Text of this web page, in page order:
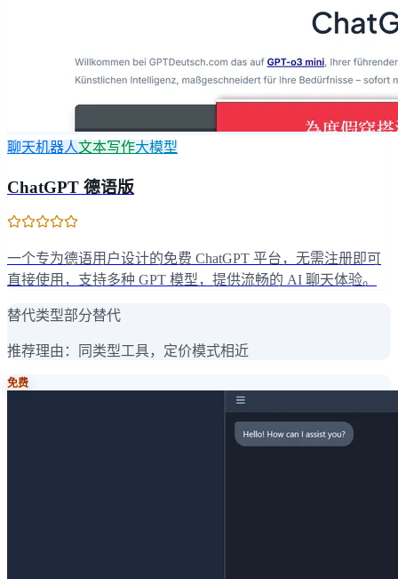
聊天机器人文本写作大模型
ChatGPT 德语版
一个专为德语用户设计的免费 ChatGPT 平台，无需注册即可
直接使用，支持多种 GPT 模型，提供流畅的 AI 聊天体验。
替代类型部分替代
推荐理由： 同类型工具，定价模式相近
免费